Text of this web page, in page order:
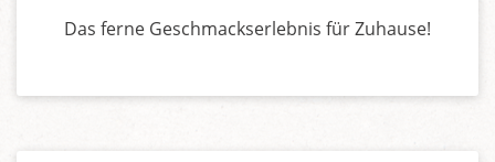
Das ferne Geschmackserlebnis für Zuhause!